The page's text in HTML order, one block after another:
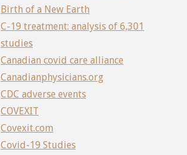
Birth of a New Earth
C-19 treatment: analysis of 6,301
studies
Canadian covid care alliance
Canadianphysicians.org
CDC adverse events
COVEXIT
Covexit.com
Covid-19 Studies